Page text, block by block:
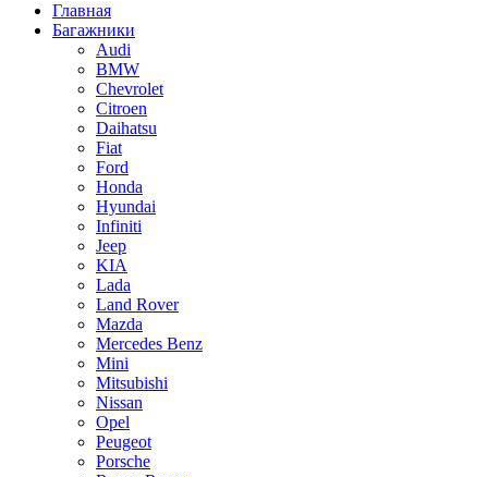
Главная
Багажники
Audi
BMW
Chevrolet
Citroen
Daihatsu
Fiat
Ford
Honda
Hyundai
Infiniti
Jeep
KIA
Lada
Land Rover
Mazda
Mercedes Benz
Mini
Mitsubishi
Nissan
Opel
Peugeot
Porsche